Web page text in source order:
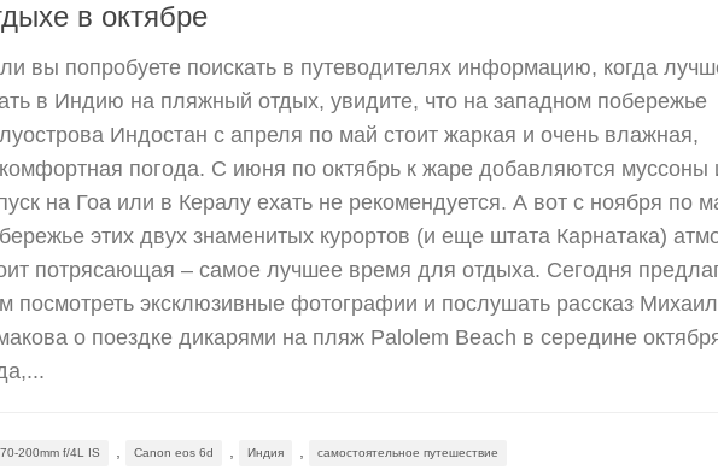
в октябре
вы попробуете поискать в путеводителях информацию, когда
в Индию на пляжный отдых, увидите, что на западном побережье
Индостан с апреля по май стоит жаркая и очень влажная,
погода. С июня по октябрь к жаре добавляются муссоны
на Гоа или в Кералу ехать не рекомендуется. А вот с ноября по
этих двух знаменитых курортов (и еще штата Карнатака)
потрясающая – самое лучшее время для отдыха. Сегодня
посмотреть эксклюзивные фотографии и послушать рассказ
о поездке дикарями на пляж Palolem Beach в середине
200mm f/4L IS , Canon eos 6d , Индия , самостоятельное путешествие